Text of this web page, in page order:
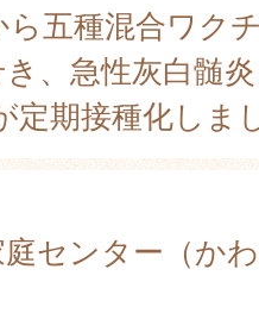
ら五種混合ワク
、急性灰白髄
定期接種化しま
センター（か